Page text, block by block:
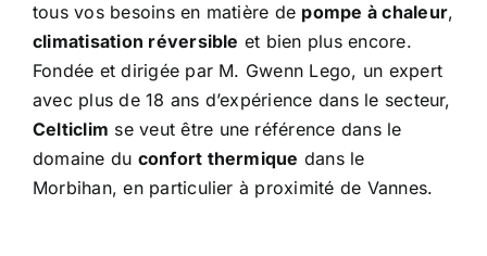
tous vos besoins en matière de pompe à chaleur,
climatisation réversible et bien plus encore.
Fondée et dirigée par M. Gwenn Lego, un expert
avec plus de 18 ans d’expérience dans le secteur,
Celticlim se veut être une référence dans le
domaine du confort thermique dans le
Morbihan, en particulier à proximité de Vannes.